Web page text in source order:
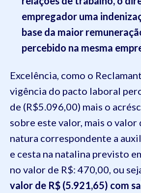
empregador uma
base da maior
percebido na mesma
Excelência, como o
vigência do pacto laboral
de (R$5.096,00) mais o
sobre este valor, mais o valor
natura correspondente a
e cesta na natalina previsto
no valor de R$: 470,00, ou
valor de R$ (5.921,65) com